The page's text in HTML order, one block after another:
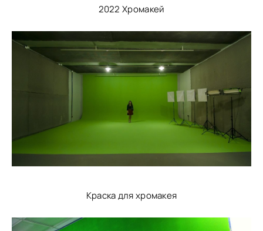
2022 Хромакей
Краска для хромакея